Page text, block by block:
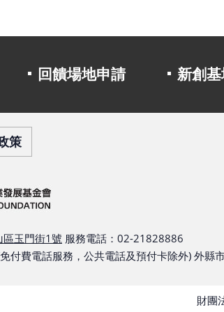
回饋場地申請 新創
策
玉門街1號 服務電話：02-21828886
付費電話服務，公共電話及預付卡除外) 外縣
財團